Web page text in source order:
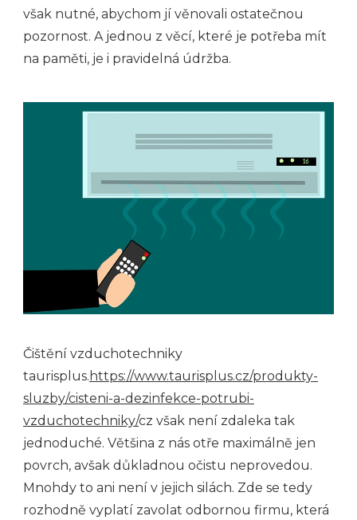
však nutné, abychom jí věnovali ostatečnou
pozornost. A jednou z věcí, které je potřeba mít
na paměti, je i pravidelná údržba.
Čištění vzduchotechniky
taurisplus. https://www.taurisplus.cz/produkty-
sluzby/cisteni-a-dezinfekce-potrubi-
vzduchotechniky/cz však není zdaleka tak
jednoduché. Většina z nás otře maximálně jen
povrch, avšak důkladnou očistu neprovedou.
Mnohdy to ani není v jejich silách. Zde se tedy
rozhodně vyplatí zavolat odbornou firmu, která